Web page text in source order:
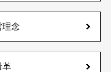
理念
革